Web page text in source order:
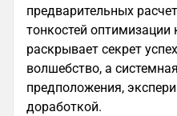
предварительных
тонкостей оптимизации
раскрывает секрет
волшебство, а
предположения,
доработкой.